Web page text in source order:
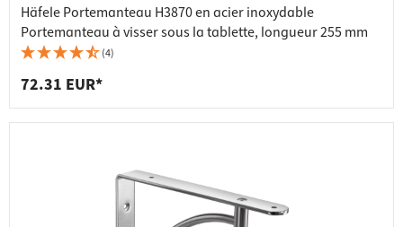
Häfele Portemanteau H3870 en acier inoxydable
Portemanteau à visser sous la tablette, longueur 255 mm
(4)
72.31 EUR*